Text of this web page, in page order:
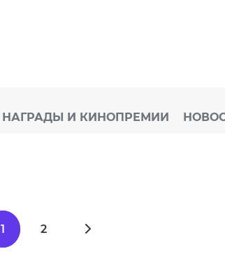
НАГРАДЫ И КИНОПРЕМИИ
1 2